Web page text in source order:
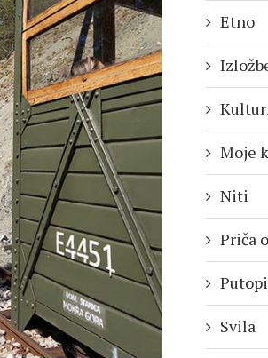
Etno
Moje
Niti
Priča
Svila